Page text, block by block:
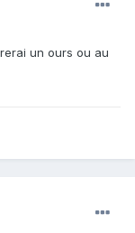
un ours ou au